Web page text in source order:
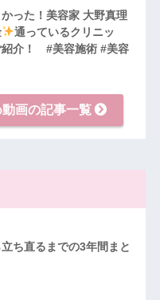
かった！美容家 大野真理
通っているクリニッ
紹介！ #美容施術 #美容
動画の記事一覧
ち直るまでの3年間まと